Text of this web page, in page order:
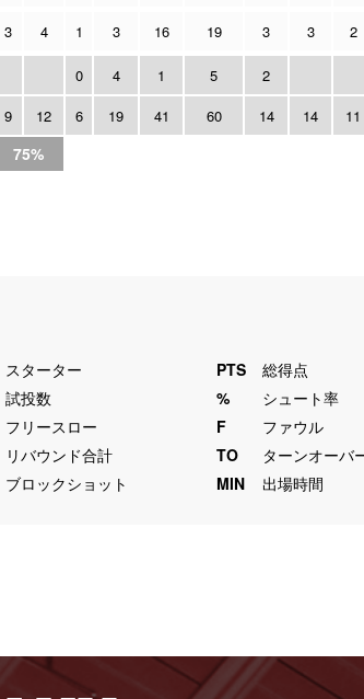
3 4 1 3 16 19 3 3 2
0 4 1 5 2
9 12 6 19 41 60 14 14 11
75%
スターター PTS
総得点
試投数 %
シュート率
フリースロー F
ファウル
リバウンド合計 TO
ターンオーバ
ブロックショット MIN 出場時間